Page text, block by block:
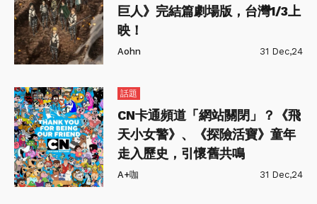
巨人》完結篇劇場版，台灣1/3上
映！
Aohn 31 Dec,24
話題
CN卡通頻道「網站關閉」？《飛
天小女警》、《探險活寶》童年
走入歷史，引懷舊共鳴
A+咖 31 Dec,24